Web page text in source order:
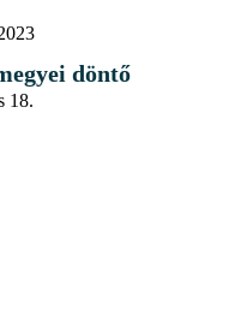
döntő
18.